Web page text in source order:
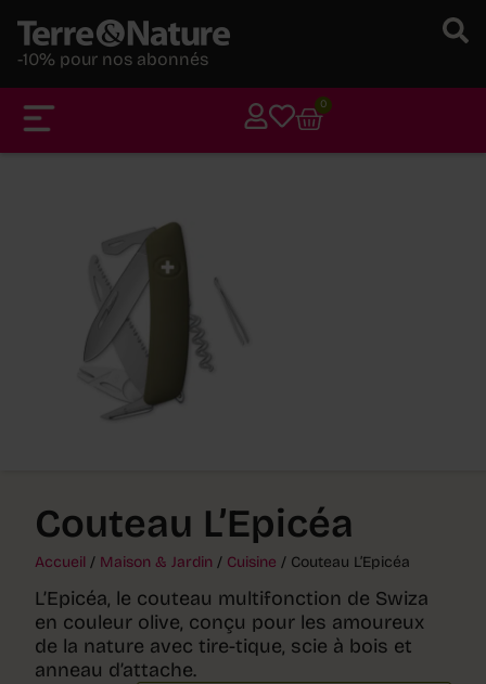
-10% pour nos abonnés
0
Couteau L’Epicéa
Accueil / Maison & Jardin / Cuisine / Couteau L’Epicéa
L’Epicéa, le couteau multifonction de Swiza
en couleur olive, conçu pour les amoureux
de la nature avec tire-tique, scie à bois et
anneau d’attache.